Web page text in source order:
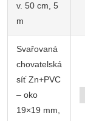
v. 50 cm, 5
m
Svařovaná
chovatelská
síť Zn+PVC
– oko
19×19 mm,